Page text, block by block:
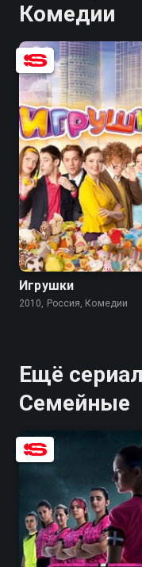
Комедии
4.4 3.3
Игрушки
2010, Россия, Комедии
Ещё
Семейные